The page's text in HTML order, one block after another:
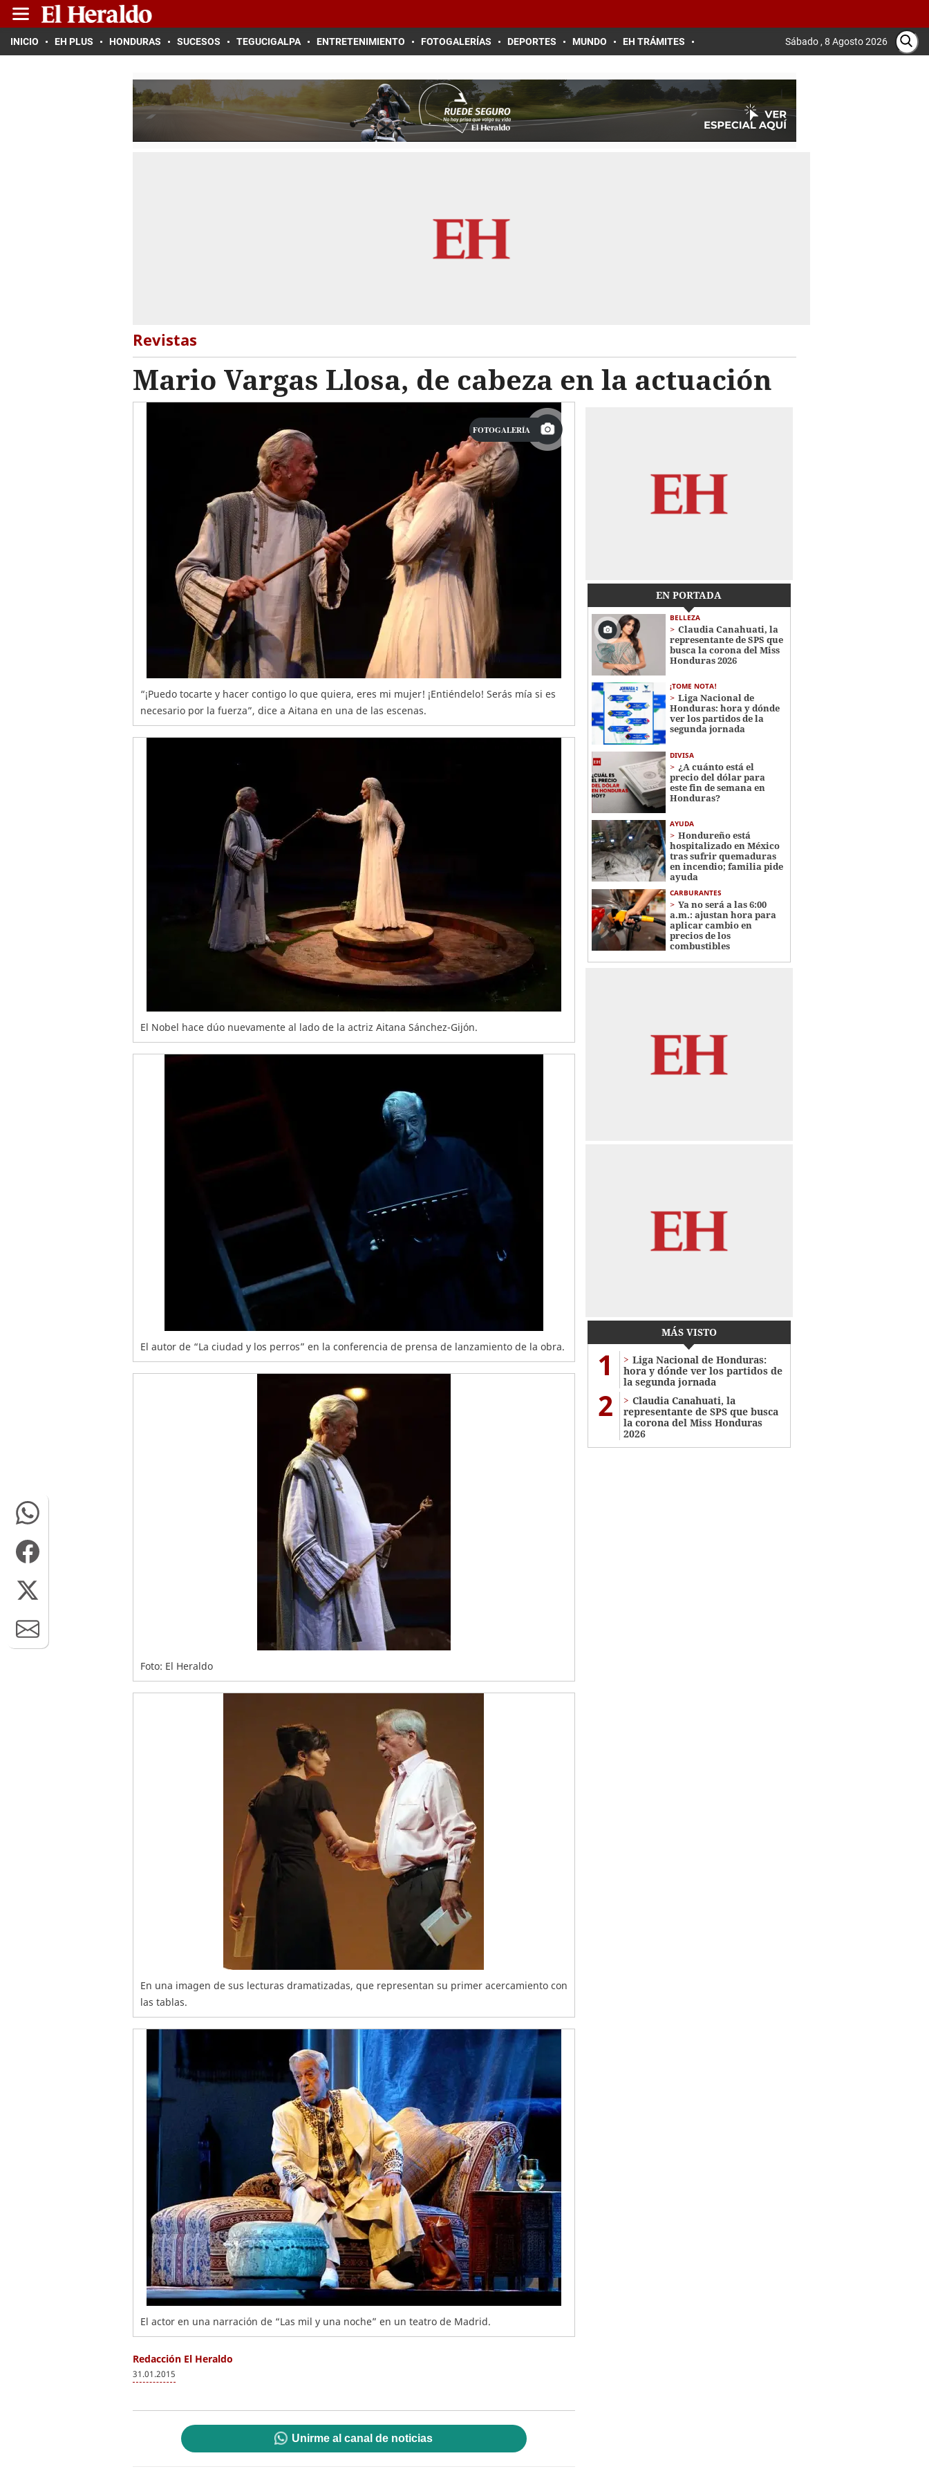
INICIO EH PLUS HONDURAS SUCESOS TEGUCIGALPA ENTRETENIMIENTO FOTOGALERÍAS DEPORTES MUNDO EH TRÁMITES Sábado , 8 Agosto 2026
Revistas
Mario Vargas Llosa, de cabeza en la actuación
FOTOGALERÍA
“¡Puedo tocarte y hacer contigo lo que quiera, eres mi mujer! ¡Entiéndelo! Serás mía si es
necesario por la fuerza”, dice a Aitana en una de las escenas.
El Nobel hace dúo nuevamente al lado de la actriz Aitana Sánchez-Gijón.
El autor de “La ciudad y los perros” en la conferencia de prensa de lanzamiento de la obra.
Foto: El Heraldo
En una imagen de sus lecturas dramatizadas, que representan su primer acercamiento con
las tablas.
El actor en una narración de “Las mil y una noche” en un teatro de Madrid.
Redacción El Heraldo
31.01.2015
Unirme al canal de noticias
EN PORTADA
BELLEZA
Claudia Canahuati, la
representante de SPS que
busca la corona del Miss
Honduras 2026
¡TOME NOTA!
Liga Nacional de
Honduras: hora y dónde
ver los partidos de la
segunda jornada
DIVISA
¿A cuánto está el
precio del dólar para
este fin de semana en
Honduras?
AYUDA
Hondureño está
hospitalizado en México
tras sufrir quemaduras
en incendio; familia pide
ayuda
CARBURANTES
Ya no será a las 6:00
a.m.: ajustan hora para
aplicar cambio en
precios de los
combustibles
MÁS VISTO
1
Liga Nacional de Honduras:
hora y dónde ver los partidos de
la segunda jornada
2
Claudia Canahuati, la
representante de SPS que busca
la corona del Miss Honduras
2026